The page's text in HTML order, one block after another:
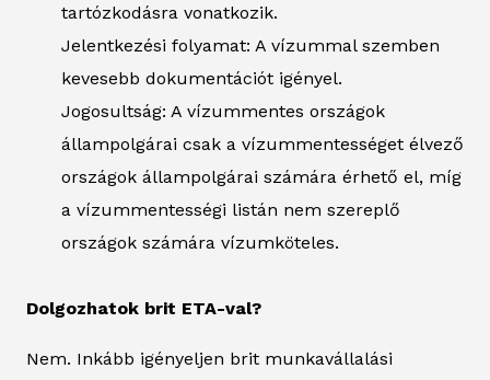
tartózkodásra vonatkozik.
Jelentkezési folyamat: A vízummal szemben
kevesebb dokumentációt igényel.
Jogosultság: A vízummentes országok
állampolgárai csak a vízummentességet élvező
országok állampolgárai számára érhető el, míg
a vízummentességi listán nem szereplő
országok számára vízumköteles.
Dolgozhatok brit ETA-val?
Nem. Inkább igényeljen brit munkavállalási